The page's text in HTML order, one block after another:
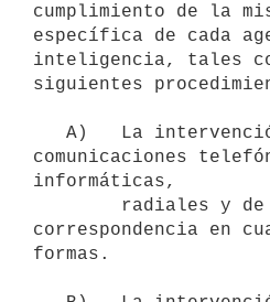
cumplimiento de la
específica de cada
inteligencia, tales
siguientes
comunicaciones
informáticas,
correspondencia en
formas.